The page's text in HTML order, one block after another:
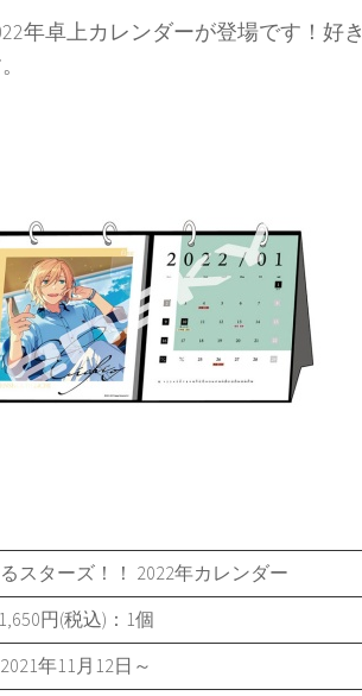
年卓上カレンダーが登場です！好き
スターズ！！ 2022年カレンダー
1,650円(税込)：1個
2021年11月12日～